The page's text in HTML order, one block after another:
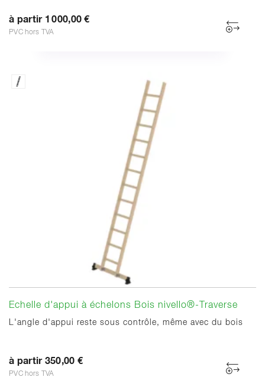
à partir 1 000,00 €
PVC hors TVA
Echelle d'appui à échelons Bois nivello®-Traverse
L'angle d'appui reste sous contrôle, même avec du bois
à partir 350,00 €
PVC hors TVA